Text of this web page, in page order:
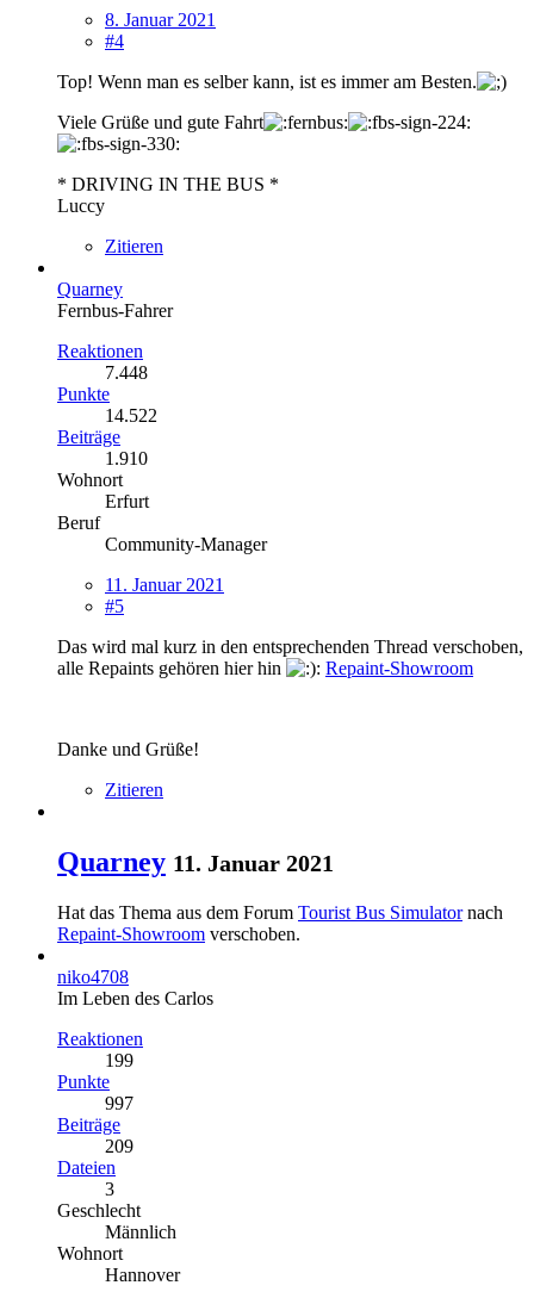
8. Januar 2021
#4
Top! Wenn man es selber kann, ist es immer am Besten.
Viele Grüße und gute Fahrt
* DRIVING IN THE BUS *
Luccy
Zitieren
Quarney
Fernbus-Fahrer
Reaktionen
7.448
Punkte
14.522
Beiträge
1.910
Wohnort
Erfurt
Beruf
Community-Manager
11. Januar 2021
#5
Das wird mal kurz in den entsprechenden Thread verschoben,
alle Repaints gehören hier hin
: Repaint-Showroom
Danke und Grüße!
Zitieren
Quarney 11. Januar 2021
Hat das Thema aus dem Forum Tourist Bus Simulatornach
Repaint-Showroom verschoben.
niko4708
Im Leben des Carlos
Reaktionen
199
Punkte
997
Beiträge
209
Dateien
3
Geschlecht
Männlich
Wohnort
Hannover